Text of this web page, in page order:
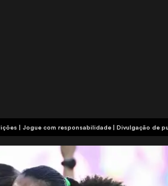
termos e condições | Jogue com responsabilidade | Divulgação de